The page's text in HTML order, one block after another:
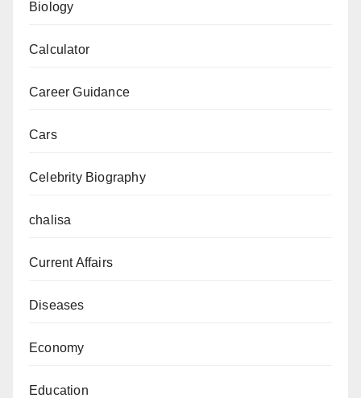
Biology
Calculator
Career Guidance
Cars
Celebrity Biography
chalisa
Current Affairs
Diseases
Economy
Education